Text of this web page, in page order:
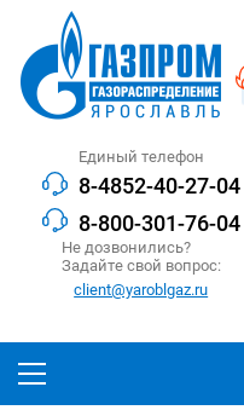
Единый телефон
8-4852-40-27-04
8-800-301-76-04
Не дозвонились?
Задайте свой вопрос:
client@yaroblgaz.ru